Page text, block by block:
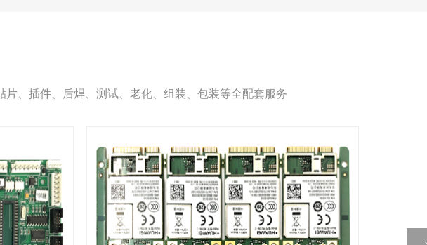
、插件、后焊、测试、老化、组装、包装等全配套服务